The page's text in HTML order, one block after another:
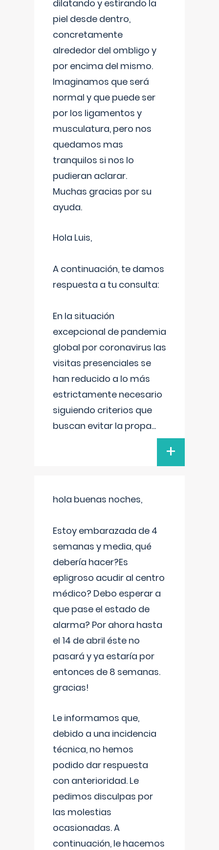
dilatando y estirando la
piel desde dentro,
concretamente
alrededor del ombligo y
por encima del mismo.
Imaginamos que será
normal y que puede ser
por los ligamentos y
musculatura, pero nos
quedamos mas
tranquilos si nos lo
pudieran aclarar.
Muchas gracias por su
ayuda.
Hola Luis,
A continuación, te damos
respuesta a tu consulta:
En la situación
excepcional de pandemia
global por coronavirus las
visitas presenciales se
han reducido a lo más
estrictamente necesario
siguiendo criterios que
buscan evitar la propa...
+
hola buenas noches,
Estoy embarazada de 4
semanas y media, qué
debería hacer?Es
epligroso acudir al centro
médico? Debo esperar a
que pase el estado de
alarma? Por ahora hasta
el 14 de abril éste no
pasará y ya estaría por
entonces de 8 semanas.
gracias!
Le informamos que,
debido a una incidencia
técnica, no hemos
podido dar respuesta
con anterioridad. Le
pedimos disculpas por
las molestias
ocasionadas. A
continuación, le hacemos